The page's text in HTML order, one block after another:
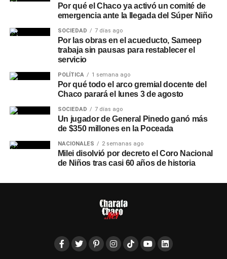
Por qué el Chaco ya activó un comité de
emergencia ante la llegada del Súper Niño
SOCIEDAD 7 días ago
Por las obras en el acueducto, Sameep
trabaja sin pausas para restablecer el
servicio
POLÍTICA 1 semana ago
Por qué todo el arco gremial docente del
Chaco parará el lunes 3 de agosto
SOCIEDAD 7 días ago
Un jugador de General Pinedo ganó más
de $350 millones en la Poceada
NACIONALES 2 semanas ago
Milei disolvió por decreto el Coro Nacional
de Niños tras casi 60 años de historia